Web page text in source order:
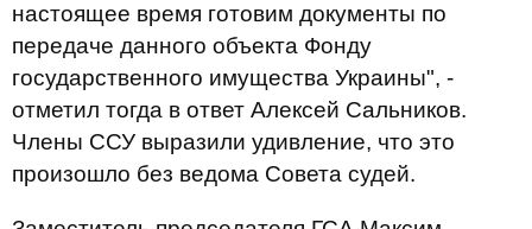
настоящее время готовим документы по
передаче данного объекта Фонду
государственного имущества Украины", -
отметил тогда в ответ Алексей Сальников.
Члены ССУ выразили удивление, что это
произошло без ведома Совета судей.